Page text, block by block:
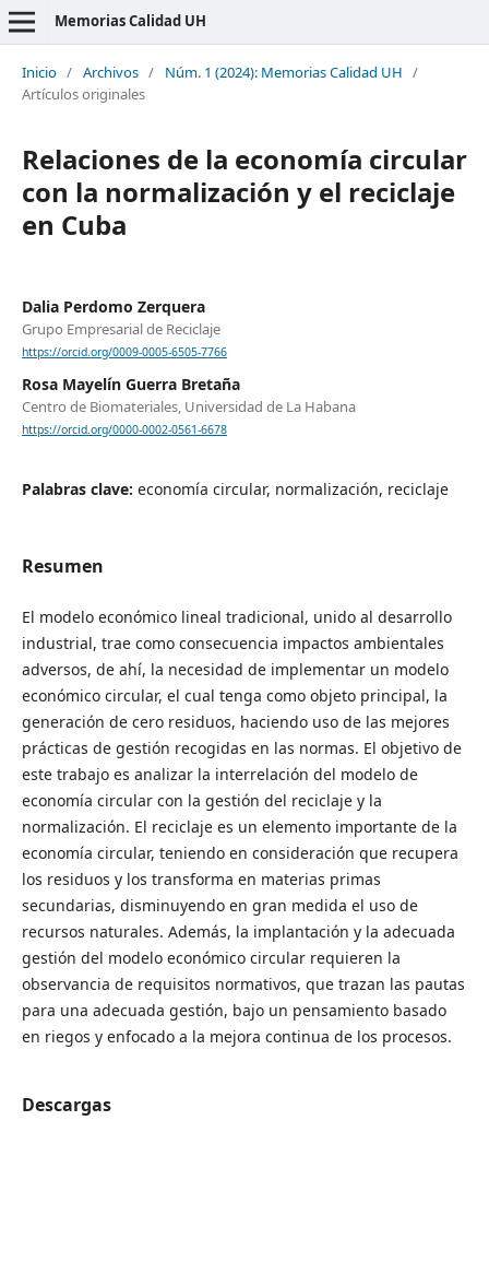
Memorias Calidad UH
Inicio / Archivos / Núm. 1 (2024): Memorias Calidad UH /
Artículos originales
Relaciones de la economía circular
con la normalización y el reciclaje
en Cuba
Dalia Perdomo Zerquera
Grupo Empresarial de Reciclaje
https://orcid.org/0009-0005-6505-7766
Rosa Mayelín Guerra Bretaña
Centro de Biomateriales, Universidad de La Habana
https://orcid.org/0000-0002-0561-6678
Palabras clave: economía circular, normalización, reciclaje
Resumen
El modelo económico lineal tradicional, unido al desarrollo
industrial, trae como consecuencia impactos ambientales
adversos, de ahí, la necesidad de implementar un modelo
económico circular, el cual tenga como objeto principal, la
generación de cero residuos, haciendo uso de las mejores
prácticas de gestión recogidas en las normas. El objetivo de
este trabajo es analizar la interrelación del modelo de
economía circular con la gestión del reciclaje y la
normalización. El reciclaje es un elemento importante de la
economía circular, teniendo en consideración que recupera
los residuos y los transforma en materias primas
secundarias, disminuyendo en gran medida el uso de
recursos naturales. Además, la implantación y la adecuada
gestión del modelo económico circular requieren la
observancia de requisitos normativos, que trazan las pautas
para una adecuada gestión, bajo un pensamiento basado
en riegos y enfocado a la mejora continua de los procesos.
Descargas